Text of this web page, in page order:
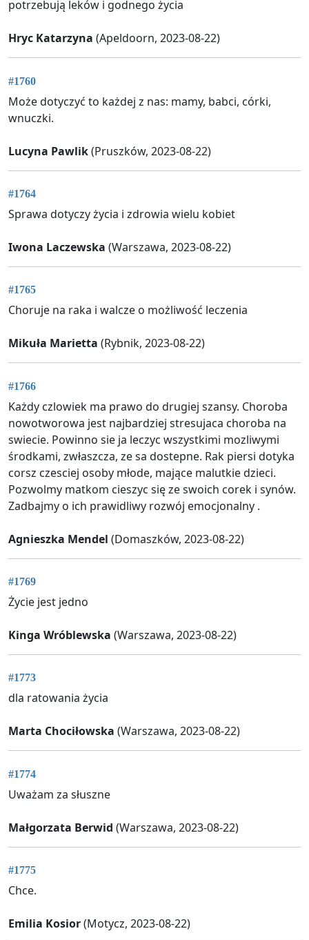
potrzebują leków i godnego życia
Hryc Katarzyna (Apeldoorn, 2023-08-22)
#1760
Może dotyczyć to każdej z nas: mamy, babci, córki,
wnuczki.
Lucyna Pawlik(Pruszków, 2023-08-22)
#1764
Sprawa dotyczy życia i zdrowia wielu kobiet
Iwona Laczewska (Warszawa, 2023-08-22)
#1765
Choruje na raka i walcze o możliwość leczenia
Mikuła Marietta (Rybnik, 2023-08-22)
#1766
Każdy czlowiek ma prawo do drugiej szansy. Choroba
nowotworowa jest najbardziej stresujaca choroba na
swiecie. Powinno sie ja leczyc wszystkimi mozliwymi
środkami, zwłaszcza, ze sa dostepne. Rak piersi dotyka
corsz czesciej osoby młode, mające malutkie dzieci.
Pozwolmy matkom cieszyc się ze swoich corek i synów.
Zadbajmy o ich prawidliwy rozwój emocjonalny .
Agnieszka Mendel (Domaszków, 2023-08-22)
#1769
Życie jest jedno
Kinga Wróblewska (Warszawa, 2023-08-22)
#1773
dla ratowania życia
Marta Chociłowska (Warszawa, 2023-08-22)
#1774
Uważam za słuszne
Małgorzata Berwid (Warszawa, 2023-08-22)
#1775
Chce.
Emilia Kosior(Motycz, 2023-08-22)